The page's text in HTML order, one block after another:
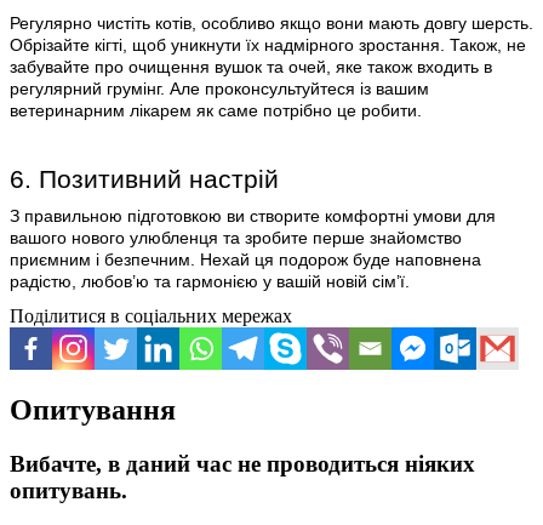
Регулярно чистіть котів, особливо якщо вони мають довгу шерсть.
Обрізайте кігті, щоб уникнути їх надмірного зростання. Також, не
забувайте про очищення вушок та очей, яке також входить в
регулярний грумінг. Але проконсультуйтеся із вашим
ветеринарним лікарем як саме потрібно це робити.
6. Позитивний настрій
З правильною підготовкою ви створите комфортні умови для
вашого нового улюбленця та зробите перше знайомство
приємним і безпечним. Нехай ця подорож буде наповнена
радістю, любов’ю та гармонією у вашій новій сім’ї.
Поділитися в соціальних мережах
Опитування
Вибачте, в даний час не проводиться ніяких
опитувань.